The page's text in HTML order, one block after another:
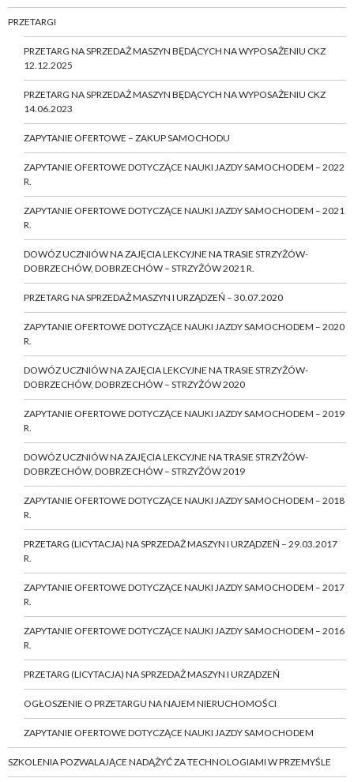
PRZETARGI
PRZETARG NA SPRZEDAŻ MASZYN BĘDĄCYCH NA WYPOSAŻENIU CKZ
12.12.2025
PRZETARG NA SPRZEDAŻ MASZYN BĘDĄCYCH NA WYPOSAŻENIU CKZ
14.06.2023
ZAPYTANIE OFERTOWE – ZAKUP SAMOCHODU
ZAPYTANIE OFERTOWE DOTYCZĄCE NAUKI JAZDY SAMOCHODEM – 2022
R.
ZAPYTANIE OFERTOWE DOTYCZĄCE NAUKI JAZDY SAMOCHODEM – 2021
R.
DOWÓZ UCZNIÓW NA ZAJĘCIA LEKCYJNE NA TRASIE STRZYŻÓW-
DOBRZECHÓW, DOBRZECHÓW – STRZYŻÓW 2021 R.
PRZETARG NA SPRZEDAŻ MASZYN I URZĄDZEŃ – 30.07.2020
ZAPYTANIE OFERTOWE DOTYCZĄCE NAUKI JAZDY SAMOCHODEM – 2020
R.
DOWÓZ UCZNIÓW NA ZAJĘCIA LEKCYJNE NA TRASIE STRZYŻÓW-
DOBRZECHÓW, DOBRZECHÓW – STRZYŻÓW 2020
ZAPYTANIE OFERTOWE DOTYCZĄCE NAUKI JAZDY SAMOCHODEM – 2019
R.
DOWÓZ UCZNIÓW NA ZAJĘCIA LEKCYJNE NA TRASIE STRZYŻÓW-
DOBRZECHÓW, DOBRZECHÓW – STRZYŻÓW 2019
ZAPYTANIE OFERTOWE DOTYCZĄCE NAUKI JAZDY SAMOCHODEM – 2018
R.
PRZETARG (LICYTACJA) NA SPRZEDAŻ MASZYN I URZĄDZEŃ – 29.03.2017
R.
ZAPYTANIE OFERTOWE DOTYCZĄCE NAUKI JAZDY SAMOCHODEM – 2017
R.
ZAPYTANIE OFERTOWE DOTYCZĄCE NAUKI JAZDY SAMOCHODEM – 2016
R.
PRZETARG (LICYTACJA) NA SPRZEDAŻ MASZYN I URZĄDZEŃ
OGŁOSZENIE O PRZETARGU NA NAJEM NIERUCHOMOŚCI
ZAPYTANIE OFERTOWE DOTYCZĄCE NAUKI JAZDY SAMOCHODEM
SZKOLENIA POZWALAJĄCE NADĄŻYĆ ZA TECHNOLOGIAMI W PRZEMYŚLE